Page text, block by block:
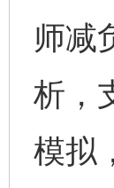
师减
析，
模拟